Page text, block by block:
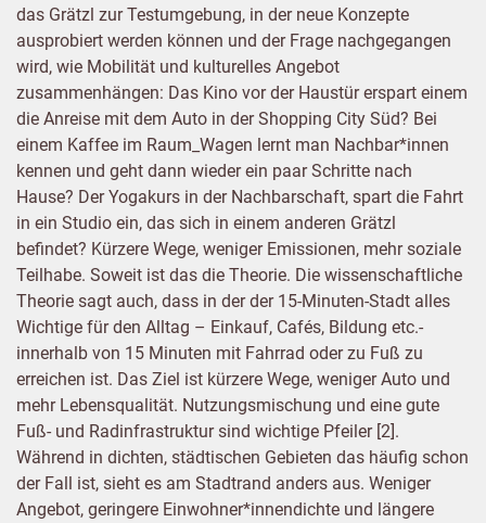
das Grätzl zur Testumgebung, in der neue Konzepte
ausprobiert werden können und der Frage nachgegangen
wird, wie Mobilität und kulturelles Angebot
zusammenhängen: Das Kino vor der Haustür erspart einem
die Anreise mit dem Auto in der Shopping City Süd? Bei
einem Kaffee im Raum_Wagen lernt man Nachbar*innen
kennen und geht dann wieder ein paar Schritte nach
Hause? Der Yogakurs in der Nachbarschaft, spart die Fahrt
in ein Studio ein, das sich in einem anderen Grätzl
befindet? Kürzere Wege, weniger Emissionen, mehr soziale
Teilhabe. Soweit ist das die Theorie. Die wissenschaftliche
Theorie sagt auch, dass in der der 15-Minuten-Stadt alles
Wichtige für den Alltag – Einkauf, Cafés, Bildung etc.-
innerhalb von 15 Minuten mit Fahrrad oder zu Fuß zu
erreichen ist. Das Ziel ist kürzere Wege, weniger Auto und
mehr Lebensqualität. Nutzungsmischung und eine gute
Fuß- und Radinfrastruktur sind wichtige Pfeiler [2].
Während in dichten, städtischen Gebieten das häufig schon
der Fall ist, sieht es am Stadtrand anders aus. Weniger
Angebot, geringere Einwohner*innendichte und längere